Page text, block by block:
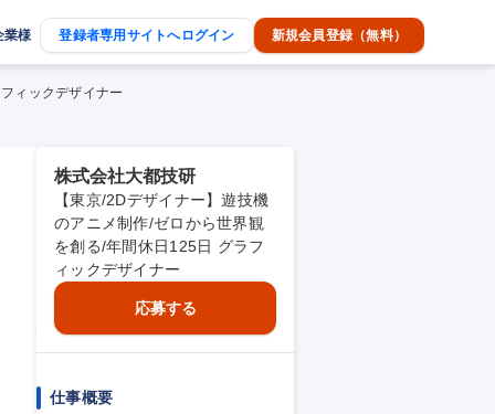
業様 登録者専用サイトへログイン 新規会員登録（無料）
ィックデザイナー
株式会社大都技研
【東京/2Dデザイナー】遊技機
のアニメ制作/ゼロから世界観
を創る/年間休日125日 グラフ
ィックデザイナー
応募する
仕事概要